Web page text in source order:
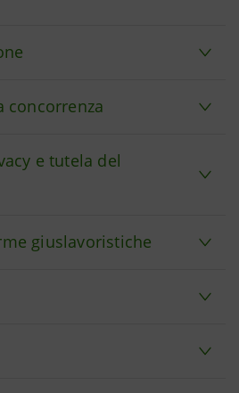
concorrenza
e tutela del
giuslavoristiche